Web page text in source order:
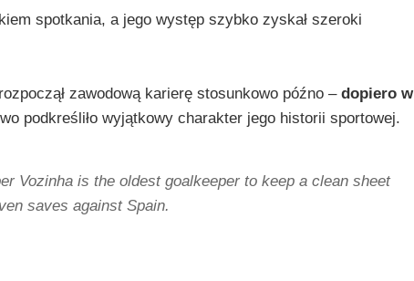
spotkania, a jego występ szybko zyskał szeroki
zawodową karierę stosunkowo późno – dopiero w
podkreśliło wyjątkowy charakter jego historii sportowej.
Vozinha is the oldest goalkeeper to keep a clean sheet
saves against Spain.